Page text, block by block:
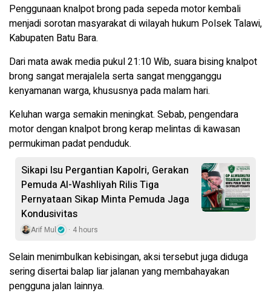
Penggunaan knalpot brong pada sepeda motor kembali
menjadi sorotan masyarakat di wilayah hukum Polsek Talawi,
Kabupaten Batu Bara.
Dari mata awak media pukul 21:10 Wib, suara bising knalpot
brong sangat merajalela serta sangat mengganggu
kenyamanan warga, khususnya pada malam hari.
Keluhan warga semakin meningkat. Sebab, pengendara
motor dengan knalpot brong kerap melintas di kawasan
permukiman padat penduduk.
Sikapi Isu Pergantian Kapolri, Gerakan
Pemuda Al-Washliyah Rilis Tiga
Pernyataan Sikap Minta Pemuda Jaga
Kondusivitas
Arif Mul 4 hours
Selain menimbulkan kebisingan, aksi tersebut juga diduga
sering disertai balap liar jalanan yang membahayakan
pengguna jalan lainnya.